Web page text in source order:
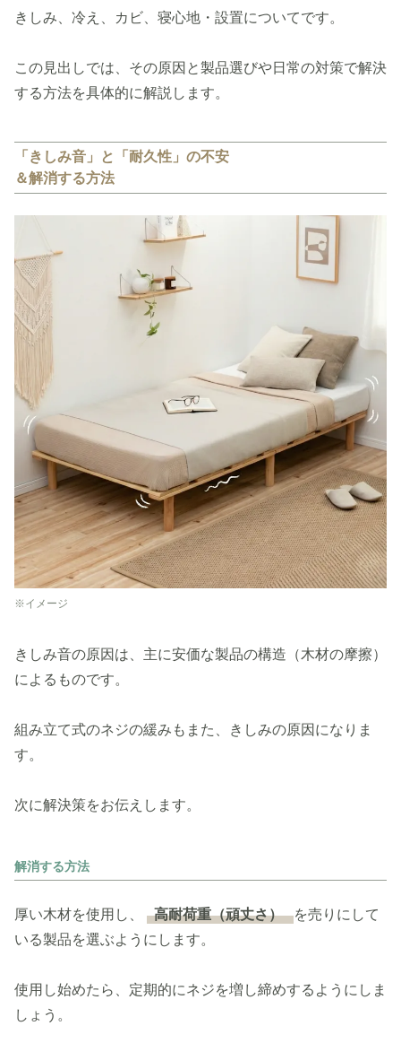
きしみ、冷え、カビ、寝心地・設置についてです。
この見出しでは、その原因と製品選びや日常の対策で解決
する方法を具体的に解説します。
「きしみ音」と「耐久性」の不安
＆解消する方法
※イメージ
きしみ音の原因は、主に安価な製品の構造（木材の摩擦）
によるものです。
組み立て式のネジの緩みもまた、きしみの原因になりま
す。
次に解決策をお伝えします。
解消する方法
厚い木材を使用し、 高耐荷重（頑丈さ） を売りにして
いる製品を選ぶようにします。
使用し始めたら、定期的にネジを増し締めするようにしま
しょう。